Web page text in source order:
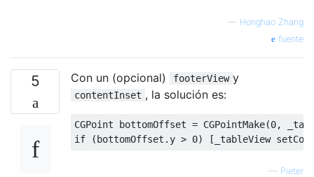
— Honghao Zhang
fuente
5 Con un (opcional) footerView y
contentInset , la solución es:
CGPoint bottomOffset = CGPointMake(0,
if
(bottomOffset . y > 0) [ _tableView
— Pieter